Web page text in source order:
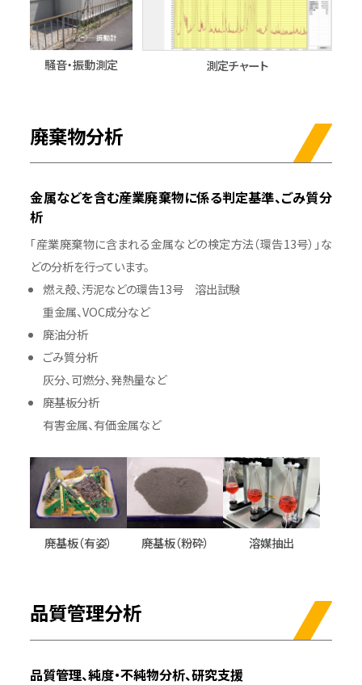
騒音・振動測定 測定チャート
廃棄物分析
金属などを含む産業廃棄物に係る判定基準、ごみ質分
析
「産業廃棄物に含まれる金属などの検定方法（環告13号）」な
どの分析を行っています。
燃え殻、汚泥などの環告13号 溶出試験
重金属、VOC成分など
廃油分析
ごみ質分析
灰分、可燃分、発熱量など
廃基板分析
有害金属、有価金属など
廃基板（有姿） 廃基板（粉砕） 溶媒抽出
品質管理分析
品質管理、純度・不純物分析、研究支援